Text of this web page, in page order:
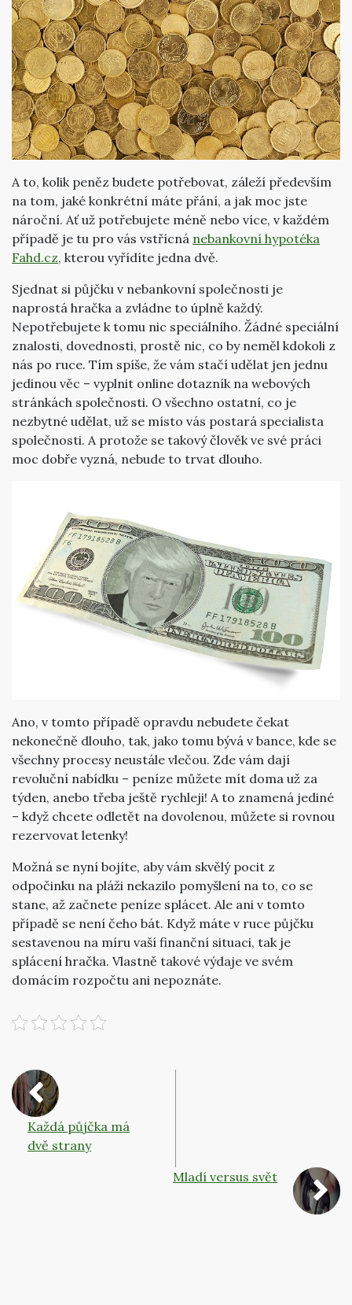
A to, kolik peněz budete potřebovat, záleží především
na tom, jaké konkrétní máte přání, a jak moc jste
nároční. Ať už potřebujete méně nebo více, v každém
případě je tu pro vás vstřícná nebankovní hypotéka
Fahd.cz, kterou vyřídíte jedna dvě.
Sjednat si půjčku v nebankovní společnosti je
naprostá hračka a zvládne to úplně každý.
Nepotřebujete k tomu nic speciálního. Žádné speciální
znalosti, dovednosti, prostě nic, co by neměl kdokoli z
nás po ruce. Tím spíše, že vám stačí udělat jen jednu
jedinou věc – vyplnit online dotazník na webových
stránkách společnosti. O všechno ostatní, co je
nezbytné udělat, už se místo vás postará specialista
společnosti. A protože se takový člověk ve své práci
moc dobře vyzná, nebude to trvat dlouho.
Ano, v tomto případě opravdu nebudete čekat
nekonečně dlouho, tak, jako tomu bývá v bance, kde se
všechny procesy neustále vlečou. Zde vám dají
revoluční nabídku – peníze můžete mít doma už za
týden, anebo třeba ještě rychleji! A to znamená jediné
– když chcete odletět na dovolenou, můžete si rovnou
rezervovat letenky!
Možná se nyní bojíte, aby vám skvělý pocit z
odpočinku na pláži nekazilo pomyšlení na to, co se
stane, až začnete peníze splácet. Ale ani v tomto
případě se není čeho bát. Když máte v ruce půjčku
sestavenou na míru vaší finanční situaci, tak je
splácení hračka. Vlastně takové výdaje ve svém
domácím rozpočtu ani nepoznáte.
Každá půjčka má
dvě strany
Mladí versus svět